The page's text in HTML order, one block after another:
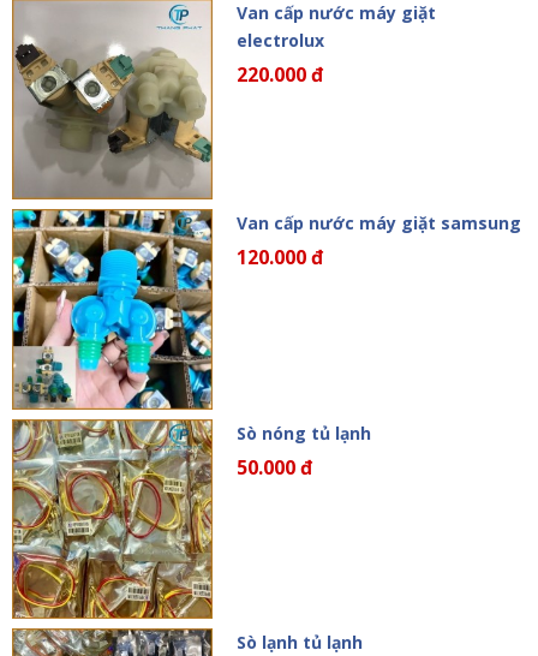
Van cấp nước máy giặt
electrolux
220.000 đ
Van cấp nước máy giặt samsung
120.000 đ
Sò nóng tủ lạnh
50.000 đ
Sò lạnh tủ lạnh